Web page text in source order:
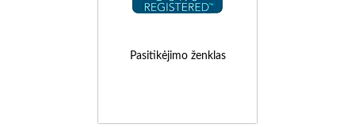
Pasitikėjimo ženklas